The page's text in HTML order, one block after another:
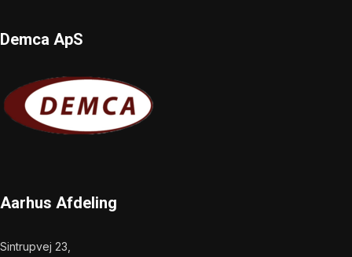
Demca ApS
Aarhus Afdeling
Sintrupvej 23,